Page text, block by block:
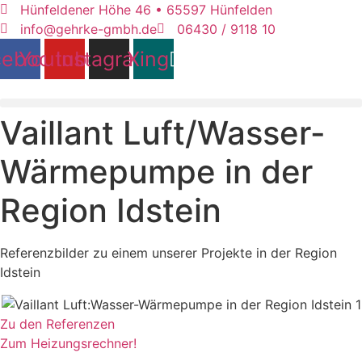
Zum
Inhalt
springen
Hünfeldener Höhe 46 • 65597 Hünfelden
info@gehrke-gmbh.de
06430 / 9118 10
Youtube
Instagram
Xing
Vaillant Luft/Wasser-
Wärmepumpe in der
Region Idstein
Referenzbilder zu einem unserer Projekte in der Region
Idstein
Zu den Referenzen
Zum Heizungsrechner!